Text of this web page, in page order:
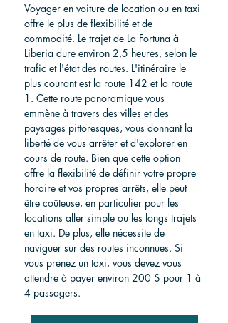
Voyager en voiture de location ou en taxi
offre le plus de flexibilité et de
commodité. Le trajet de La Fortuna à
Liberia dure environ 2,5 heures, selon le
trafic et l'état des routes. L'itinéraire le
plus courant est la route 142 et la route
1. Cette route panoramique vous
emmène à travers des villes et des
paysages pittoresques, vous donnant la
liberté de vous arrêter et d'explorer en
cours de route. Bien que cette option
offre la flexibilité de définir votre propre
horaire et vos propres arrêts, elle peut
être coûteuse, en particulier pour les
locations aller simple ou les longs trajets
en taxi. De plus, elle nécessite de
naviguer sur des routes inconnues. Si
vous prenez un taxi, vous devez vous
attendre à payer environ 200 $ pour 1 à
4 passagers.